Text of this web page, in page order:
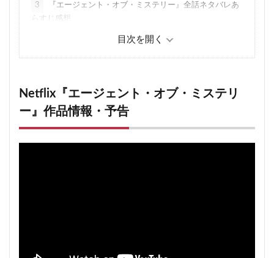
3
『エージェント・オブ・ミステリー』全話ネタバレあ
らすじ感想
1話〜3話「悪魔の司祭」
3.2 4話〜最終回「深海の中へ」
4.1 Netflixの韓国リアリティ番組：関連記事
Netflix『エージェント・オブ・ミステリ
ー』作品情報・予告